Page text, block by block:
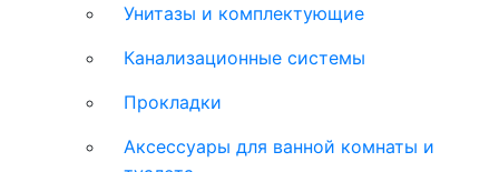
Унитазы и комплектующие
Канализационные системы
Прокладки
Аксессуары для ванной комнаты и